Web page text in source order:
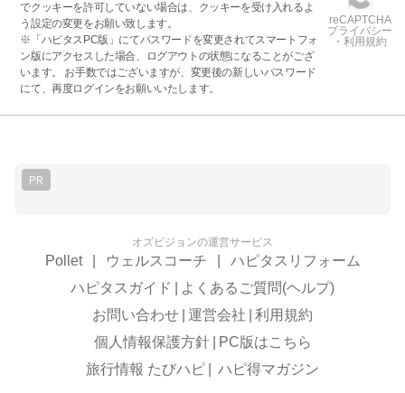
でクッキーを許可していない場合は、クッキーを受け入れるよ
う設定の変更をお願い致します。
※「ハピタスPC版」にてパスワードを変更されてスマートフォ
ン版にアクセスした場合、ログアウトの状態になることがござ
います。 お手数ではございますが、変更後の新しいパスワード
にて、再度ログインをお願いいたします。
reCAPTCHA
プライバシー
・利用規約
PR
オズビジョンの運営サービス
Pollet ウェルスコーチ
ハピタスリフォーム
ハピタスガイド
よくあるご質問(ヘルプ)
お問い合わせ 運営会社
利用規約
個人情報保護方針
PC版はこちら
旅行情報 たびハピ
ハピ得マガジン